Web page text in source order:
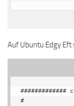
Auf Ubuntu Edgy Eft
#############
#